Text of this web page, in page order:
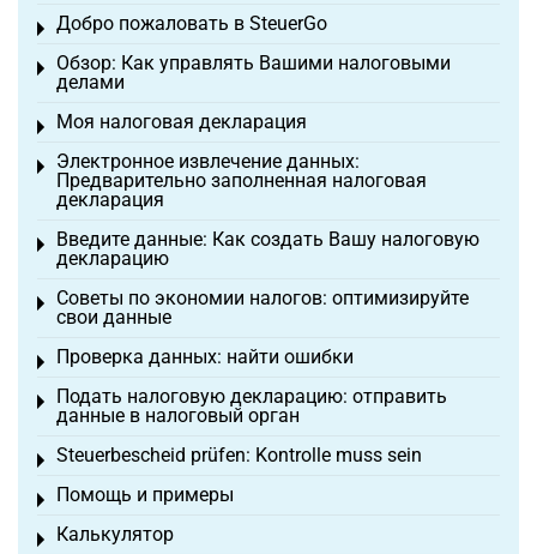
Добро пожаловать в SteuerGo
Toggle menu
Обзор: Как управлять Вашими налоговыми
делами
Toggle menu
Моя налоговая декларация
Toggle menu
Электронное извлечение данных:
Предварительно заполненная налоговая
декларация
Toggle menu
Введите данные: Как создать Вашу налоговую
декларацию
Toggle menu
Советы по экономии налогов: оптимизируйте
свои данные
Toggle menu
Проверка данных: найти ошибки
Toggle menu
Подать налоговую декларацию: отправить
данные в налоговый орган
Toggle menu
Steuerbescheid prüfen: Kontrolle muss sein
Toggle menu
Помощь и примеры
Toggle menu
Калькулятор
Toggle menu